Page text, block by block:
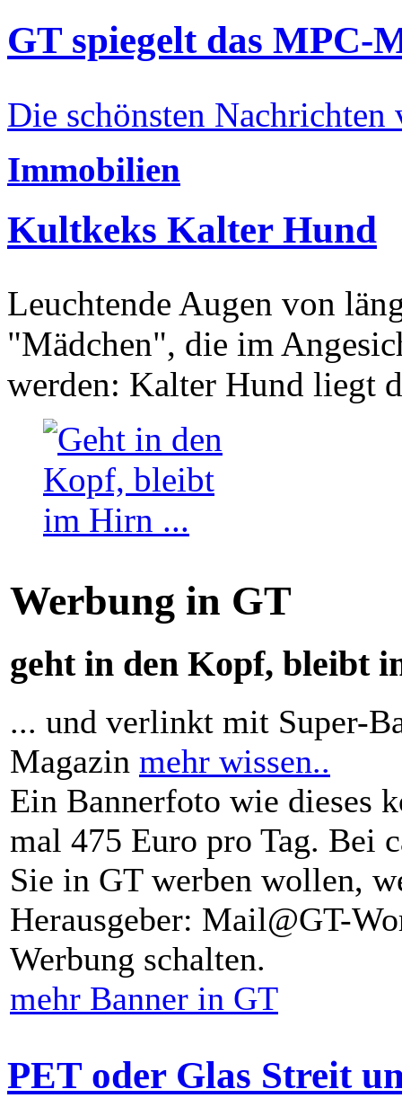
GT spiegelt das MPC-
Die schönsten Nachrichten
Immobilien
Kultkeks Kalter Hund
Leuchtende Augen von
"Mädchen", die im
werden: Kalter Hund liegt
Werbung in GT
geht in den Kopf, bleibt
... und verlinkt mit Super-
Magazin mehr wissen..
Ein Bannerfoto wie dieses
mal 475 Euro pro Tag. Bei
Sie in GT werben wollen,
Herausgeber: Mail@GT-
Werbung schalten.
mehr Banner in GT
PET oder Glas Streit